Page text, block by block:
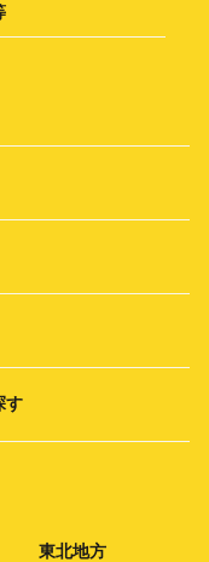
す
東北地方